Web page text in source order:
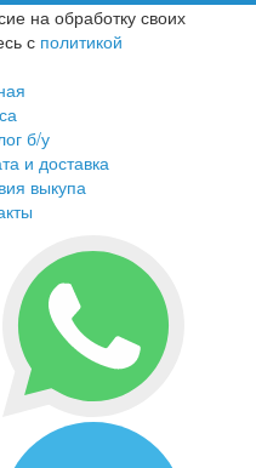
на обработку своих
с политикой
б/у
и доставка
выкупа